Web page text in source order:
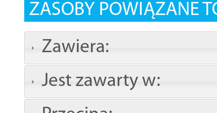
ZASOBY POWIĄZANE
Zawiera:
Jest zawarty w: